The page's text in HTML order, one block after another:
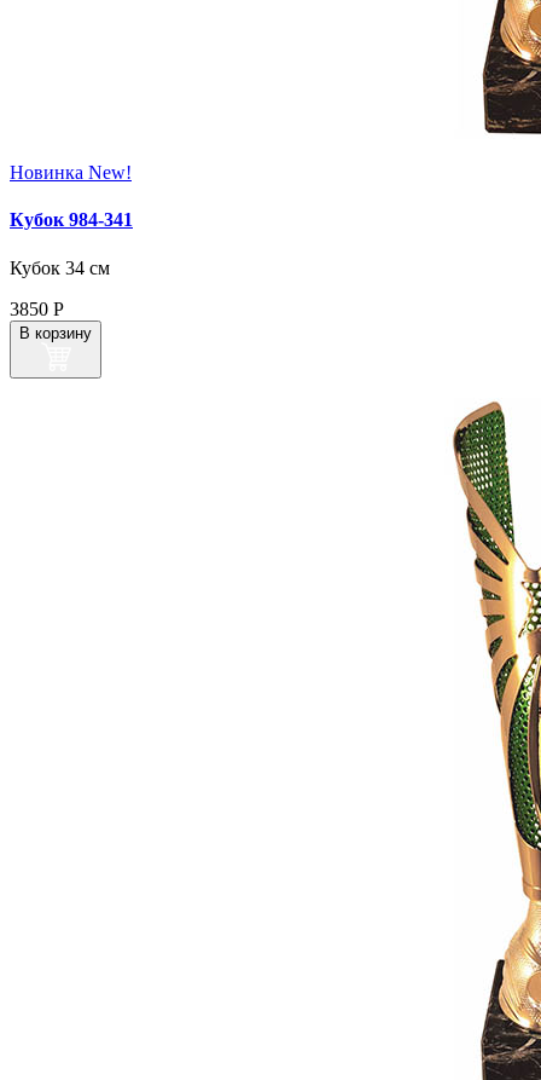
Новинка New!
Кубок 984-341
Кубок 34 см
3850 Р
В корзину